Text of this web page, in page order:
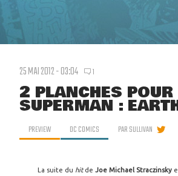
25 MAI 2012 - 03:04 1
2 PLANCHES POUR
SUPERMAN :
PREVIEW DC COMICS PARSULLIVAN
La suite du hitde Joe Michael Straczinsky